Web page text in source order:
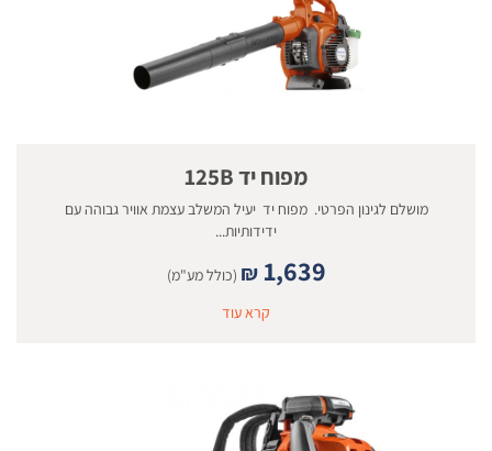
מפוח יד 125B
מושלם לגינון הפרטי. מפוח יד יעיל המשלב עצמת אוויר גבוהה עם
ידידותיות...
₪ 1,639
(כולל מע"מ)
קרא עוד